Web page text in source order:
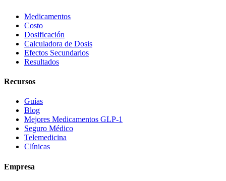
Medicamentos
Costo
Dosificación
Calculadora de Dosis
Efectos Secundarios
Resultados
Recursos
Guías
Blog
Mejores Medicamentos GLP-1
Seguro Médico
Telemedicina
Clínicas
Empresa